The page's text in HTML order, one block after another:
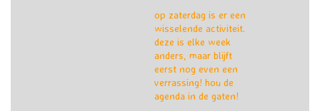
op zaterdag is er een
wisselende activiteit.
deze is elke week
anders, maar blijft
eerst nog even een
verrassing! hou de
agenda in de gaten!